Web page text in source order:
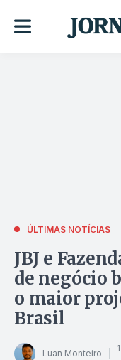
ÚLTIMAS NOTÍCIAS
JBJ e
de negócio
o maior
Brasil
Luan Monteiro